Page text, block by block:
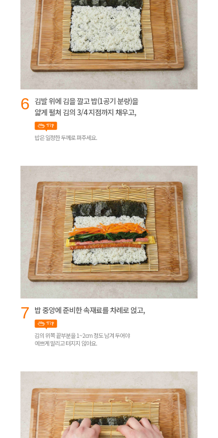
6 김발 위에 김을 깔고 밥(1공기 분량)을
얇게 펼쳐 김의 3/4 지점까지 채우고,
밥은 일정한 두께로 펴주세요.
7 밥 중앙에 준비한 속재료를 차례로 얹고,
김의 위쪽 끝부분을 1~2cm 정도 남겨 두어야
예쁘게 말리고 터지지 않아요.